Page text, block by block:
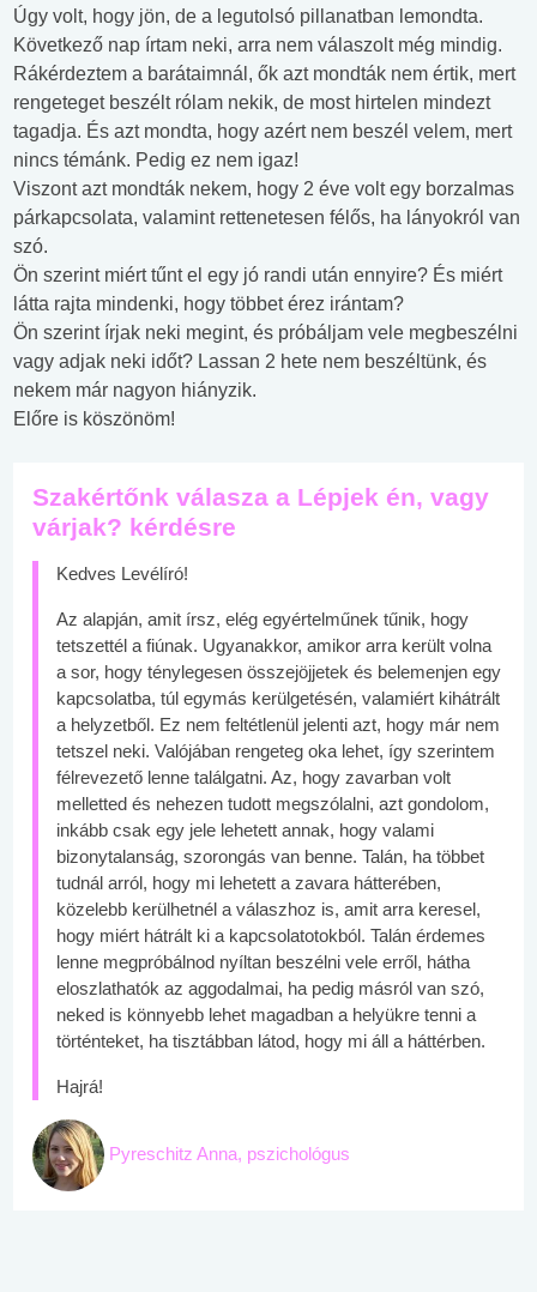
Úgy volt, hogy jön, de a legutolsó pillanatban lemondta.
Következő nap írtam neki, arra nem válaszolt még mindig.
Rákérdeztem a barátaimnál, ők azt mondták nem értik, mert
rengeteget beszélt rólam nekik, de most hirtelen mindezt
tagadja. És azt mondta, hogy azért nem beszél velem, mert
nincs témánk. Pedig ez nem igaz!
Viszont azt mondták nekem, hogy 2 éve volt egy borzalmas
párkapcsolata, valamint rettenetesen félős, ha lányokról van
szó.
Ön szerint miért tűnt el egy jó randi után ennyire? És miért
látta rajta mindenki, hogy többet érez irántam?
Ön szerint írjak neki megint, és próbáljam vele megbeszélni
vagy adjak neki időt? Lassan 2 hete nem beszéltünk, és
nekem már nagyon hiányzik.
Előre is köszönöm!
Szakértőnk válasza a Lépjek én, vagy
várjak? kérdésre
Kedves Levélíró!
Az alapján, amit írsz, elég egyértelműnek tűnik, hogy
tetszettél a fiúnak. Ugyanakkor, amikor arra került volna
a sor, hogy ténylegesen összejöjjetek és belemenjen egy
kapcsolatba, túl egymás kerülgetésén, valamiért kihátrált
a helyzetből. Ez nem feltétlenül jelenti azt, hogy már nem
tetszel neki. Valójában rengeteg oka lehet, így szerintem
félrevezető lenne találgatni. Az, hogy zavarban volt
melletted és nehezen tudott megszólalni, azt gondolom,
inkább csak egy jele lehetett annak, hogy valami
bizonytalanság, szorongás van benne. Talán, ha többet
tudnál arról, hogy mi lehetett a zavara hátterében,
közelebb kerülhetnél a válaszhoz is, amit arra keresel,
hogy miért hátrált ki a kapcsolatotokból. Talán érdemes
lenne megpróbálnod nyíltan beszélni vele erről, hátha
eloszlathatók az aggodalmai, ha pedig másról van szó,
neked is könnyebb lehet magadban a helyükre tenni a
történteket, ha tisztábban látod, hogy mi áll a háttérben.
Hajrá!
Pyreschitz Anna, pszichológus